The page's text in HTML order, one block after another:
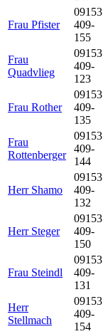
Frau Pfister
09153
409-
155
Frau
Quadvlieg
09153
409-
123
Frau Rother
09153
409-
135
Frau
Rottenberger
09153
409-
144
Herr Shamo
09153
409-
132
Herr Steger
09153
409-
150
Frau Steindl
09153
409-
131
Herr
Stellmach
09153
409-
154